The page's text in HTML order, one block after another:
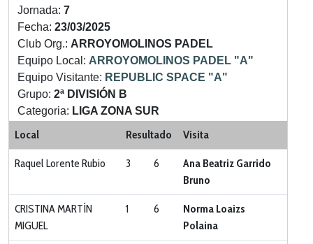
Jornada: 7
Fecha: 23/03/2025
Club Org.: ARROYOMOLINOS PADEL
Equipo Local: ARROYOMOLINOS PADEL "A"
Equipo Visitante: REPUBLIC SPACE "A"
Grupo: 2ª DIVISIÓN B
Categoria: LIGA ZONA SUR
Local Resultado Visita
Raquel Lorente Rubio 3 6
Ana Beatriz Garrido
Bruno
CRISTINA MARTÍN
MIGUEL
1 6
Norma Loaizs
Polaina